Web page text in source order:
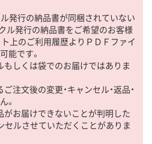
ル発行の納品書が同梱されていない
ル発行の納品書をご希望のお客様
ト上のご利用履歴よりＰＤＦファイ
能です。
もしくは袋でのお届けではありま
注文後の変更・キャンセル・返品・
。
がお届けできないことが判明した
セルさせていただくことがありま